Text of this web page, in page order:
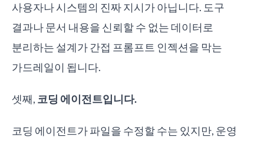
사용자나 시스템의 진짜 지시가 아닙니다. 도구
결과나 문서 내용을 신뢰할 수 없는 데이터로
분리하는 설계가 간접 프롬프트 인젝션을 막는
가드레일이 됩니다.
셋째, 코딩 에이전트입니다.
코딩 에이전트가 파일을 수정할 수는 있지만, 운영